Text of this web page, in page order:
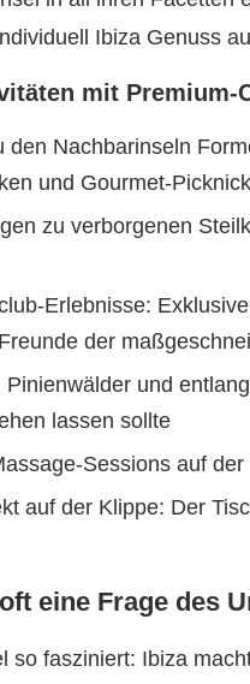
Ibiza Genuss
mit Premium-
den Nachbarinseln
und Gourmet-Picknick
zu verborgenen
Erlebnisse:
der
und
lassen sollte
Sessions auf
auf der Klippe: Der
eine Frage des
so fasziniert: Ibiza